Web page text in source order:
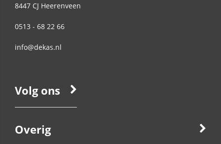
8447 CJ Heerenveen
0513 - 68 22 66
info@dekas.nl
Volg ons
Overig